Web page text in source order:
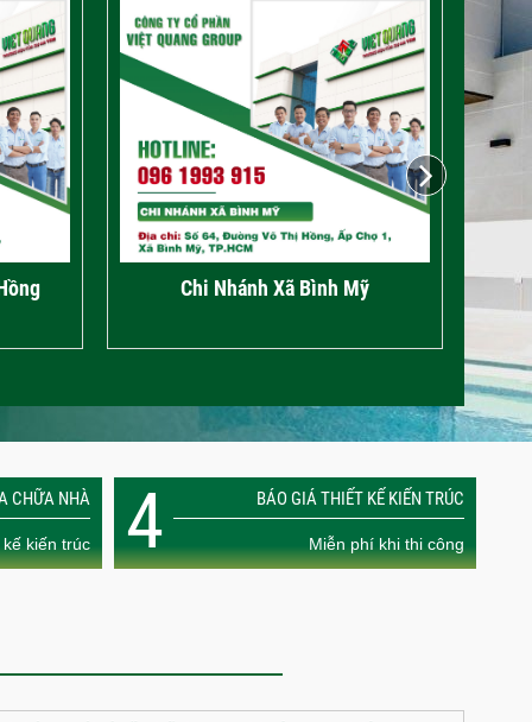
Chi Nhánh Xã Bình Mỹ
CHỮA NHÀ
kiến trúc 4 BÁO GIÁ THIẾT KẾ KIẾN TRÚC
Miễn phí khi thi công